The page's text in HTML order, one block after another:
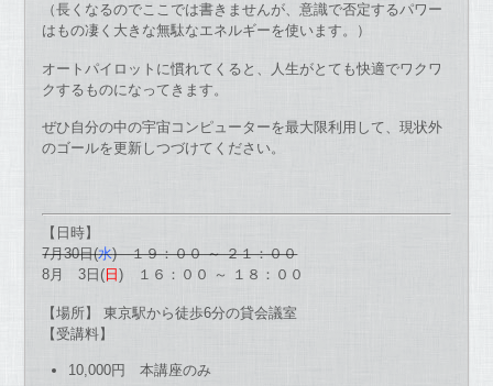
（長くなるのでここでは書きませんが、意識で否定するパワー
はもの凄く大きな無駄なエネルギーを使います。）
オートパイロットに慣れてくると、人生がとても快適でワクワ
クするものになってきます。
ぜひ自分の中の宇宙コンピューターを最大限利用して、現状外
のゴールを更新しつづけてください。
【日時】
7月30日(水) １９：００ ～ ２１：００
8月 3日( 日) １６：００ ～ １８：００
【場所】 東京駅から徒歩6分の貸会議室
【受講料】
10,000円 本講座のみ